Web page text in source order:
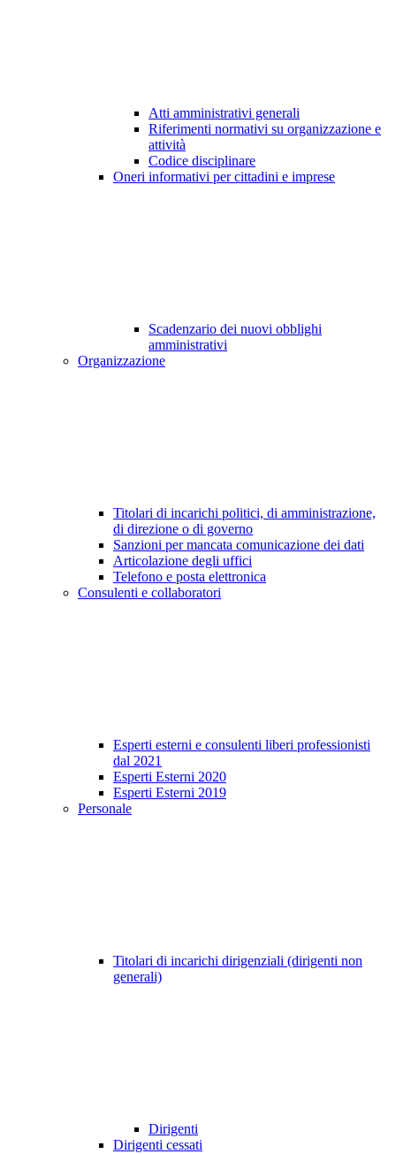
Atti amministrativi generali
Riferimenti normativi su organizzazione e
attività
Codice disciplinare
Oneri informativi per cittadini e imprese
Scadenzario dei nuovi obblighi
amministrativi
Organizzazione
Titolari di incarichi politici, di amministrazione,
di direzione o di governo
Sanzioni per mancata comunicazione dei dati
Articolazione degli uffici
Telefono e posta elettronica
Consulenti e collaboratori
Esperti esterni e consulenti liberi professionisti
dal 2021
Esperti Esterni 2020
Esperti Esterni 2019
Personale
Titolari di incarichi dirigenziali (dirigenti non
generali)
Dirigenti
Dirigenti cessati